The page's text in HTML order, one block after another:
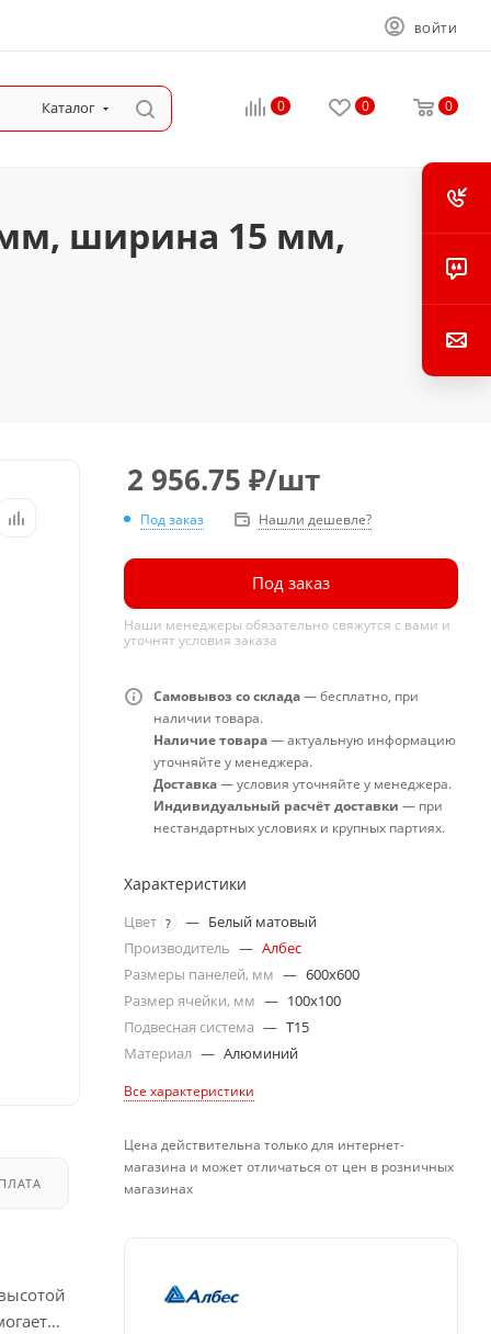
ВОЙТИ
Каталог 0 0 0
мм, ширина 15 мм,
2 956.75 ₽/шт
Под заказ Нашли дешевле?
Под заказ
Наши менеджеры обязательно свяжутся с вами и
уточнят условия заказа
Самовывоз со склада— бесплатно, при
наличии товара.
Наличие товара— актуальную информацию
уточняйте у менеджера.
Доставка— условия уточняйте у менеджера.
Индивидуальный расчёт доставки — при
нестандартных условиях и крупных партиях.
Характеристики
Цвет ? — Белый матовый
Производитель — Албес
Размеры панелей, мм — 600x600
Размер ячейки, мм — 100x100
Подвесная система — T15
Материал — Алюминий
Все характеристики
Цена действительна только для интернет-
магазина и может отличаться от цен в розничных
магазинах